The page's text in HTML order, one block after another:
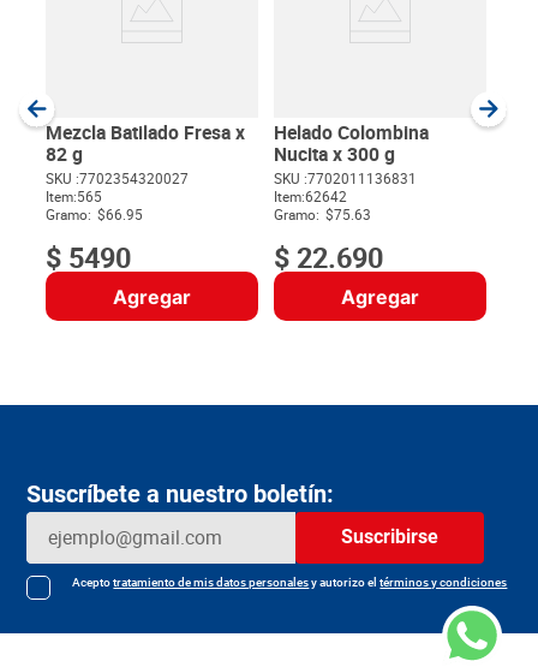
Mezcla Batilado Fresa x
82 g
SKU :7702354320027
Item:565
Gramo: $66.95
$ 5490
Agregar
Helado Colombina
Nucita x 300 g
SKU :7702011136831
Item:62642
Gramo: $75.63
$ 22.690
Agregar
Suscríbete a nuestro boletín:
Suscribirse
Aceptotratamiento de mis datos personalesy autorizo eltérminos y condiciones